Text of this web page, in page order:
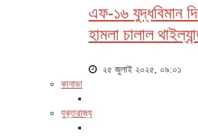
এফ-১৬ যুদ্ধবিমান
হামলা চালাল
২৫ জুলাই ২০২৫, ০৯:০১
কানাডা
যুক্তরাজ্য